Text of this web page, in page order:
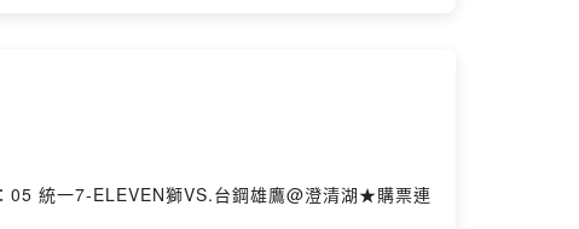
統一7-ELEVEN獅VS.台鋼雄鷹@澄清湖★購票連